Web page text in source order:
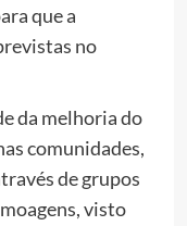
que a
no
da melhoria do
comunidades,
de grupos
visto